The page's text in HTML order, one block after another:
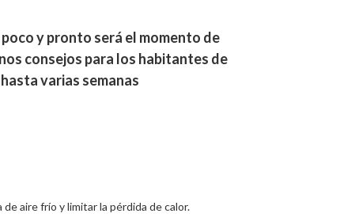
y pronto será el momento de
consejos para los habitantes de
varias semanas
aire frío y limitar la pérdida de calor.